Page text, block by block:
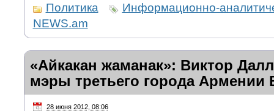
Политика
Информационно-
NEWS.am
«Айкакан жаманак»: Виктор
мэры третьего города Армении
28 июня 2012, 08:06